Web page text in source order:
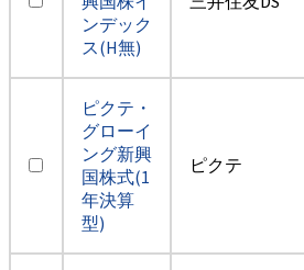
ンデック
ス(H無)
ピクテ・
グローイ
ング新興
国株式(1
年決算
型)
ピクテ